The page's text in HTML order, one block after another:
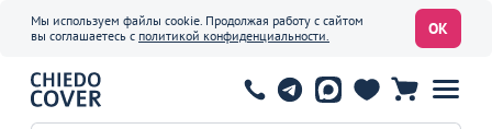
Мы используем файлы cookie. Продолжая работу с сайтом
вы соглашаетесь с политикой конфиденциальности. ОК